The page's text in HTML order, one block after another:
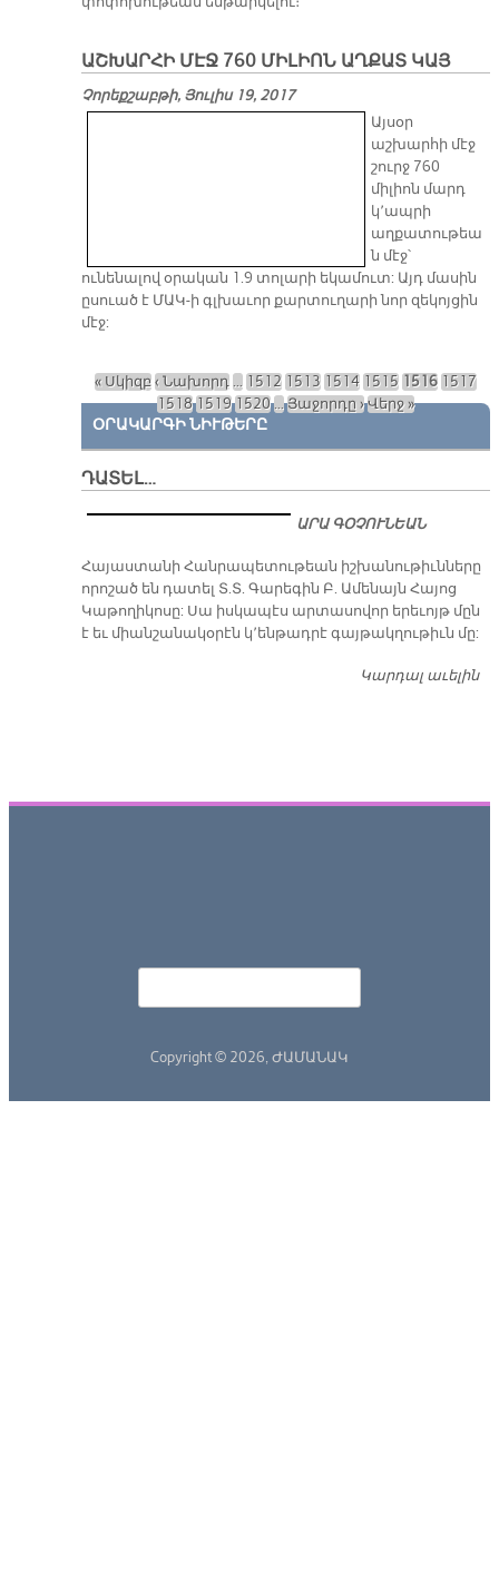
ԱՇԽԱՐՀԻ ՄԷՋ 760 ՄԻԼԻՈՆ ԱՂՔԱՏ ԿԱՅ
Չորեքշաբթի, Յուլիս 19, 2017
Այսօր
աշխարհի մէջ
շուրջ 760
միլիոն մարդ
կ՚ապրի
աղքատութեա
ն մէջ՝
ունենալով օրական 1.9 տոլարի եկամուտ: Այդ մասին
ըսուած է ՄԱԿ-ի գլխաւոր քարտուղարի նոր զեկոյցին
մէջ:
Էջեր
« Սկիզբ‹ Նախորդ … 1512 1513 1514 1515 1516 1517
151815191520… Յաջորդը ›Վերջ »
ՕՐԱԿԱՐԳԻ ՆԻՒԹԵՐԸ
ԴԱՏԵԼ…
ԱՐԱ ԳՕՉՈՒՆԵԱՆ
​Հայաստանի Հանրապետութեան իշխանութիւնները
որոշած են դատել Տ.Տ. Գարեգին Բ. Ամենայն Հայոց
Կաթողիկոսը: Սա իսկապէս արտասովոր երեւոյթ մըն
է եւ միանշանակօրէն կ՚ենթադրէ գայթակղութիւն մը:
Կարդալ աւելին
Copyright © 2026, ԺԱՄԱՆԱԿ